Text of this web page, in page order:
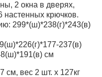
2 окна в дверях,
настенных крючков.
299*(ш)*238(г)*243(в)
237(в)
см
см, вес 2 шт. х 127кг